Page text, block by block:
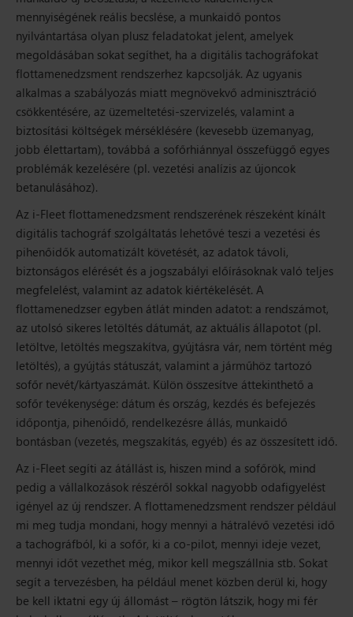
mennyiségének reális becslése, a munkaidő pontos
nyilvántartása olyan plusz feladatokat jelent, amelyek
megoldásában sokat segíthet, ha a digitális tachográfokat
flottamenedzsment rendszerhez kapcsolják. Az ugyanis
alkalmas a szabályozás miatt megnövekvő adminisztráció
csökkentésére, az üzemeltetési-szervizelés, valamint a
biztosítási költségek mérséklésére (kevesebb üzemanyag,
jobb élettartam), továbbá a sofőrhiánnyal összefüggő egyes
problémák kezelésére (pl. vezetési analízis az újoncok
betanulásához).
Az i-Fleet flottamenedzsment rendszerének részeként kínált
digitális tachográf szolgáltatás lehetővé teszi a vezetési és
pihenőidők automatizált követését, az adatok távoli,
biztonságos elérését és a jogszabályi előírásoknak való teljes
megfelelést, valamint az adatok kiértékelését. A
flottamenedzser egyben átlát minden adatot: a rendszámot,
az utolsó sikeres letöltés dátumát, az aktuális állapotot (pl.
letöltve, letöltés megszakítva, gyújtásra vár, nem történt még
letöltés), a gyújtás státuszát, valamint a járműhöz tartozó
sofőr nevét/kártyaszámát. Külön összesítve áttekinthető a
sofőr tevékenysége: dátum és ország, kezdés és befejezés
időpontja, pihenőidő, rendelkezésre állás, munkaidő
bontásban (vezetés, megszakítás, egyéb) és az összesített idő.
Az i-Fleet segíti az átállást is, hiszen mind a sofőrök, mind
pedig a vállalkozások részéről sokkal nagyobb odafigyelést
igényel az új rendszer. A flottamenedzsment rendszer például
mi meg tudja mondani, hogy mennyi a hátralévő vezetési idő
a tachográfból, ki a sofőr, ki a co-pilot, mennyi ideje vezet,
mennyi időt vezethet még, mikor kell megszállnia stb. Sokat
segít a tervezésben, ha például menet közben derül ki, hogy
be kell iktatni egy új állomást – rögtön látszik, hogy mi fér